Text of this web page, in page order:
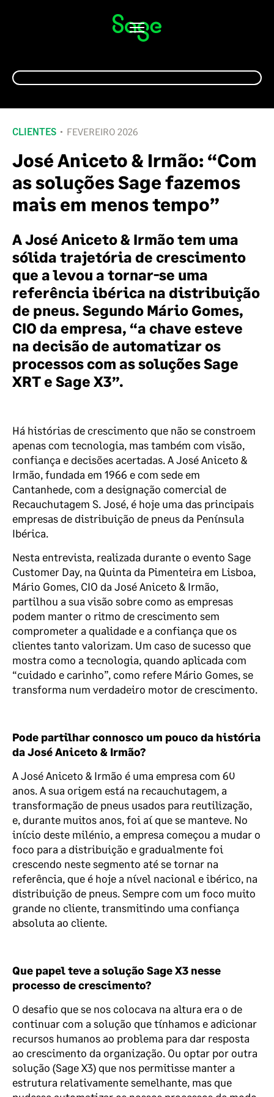
Alternar
navegação
CLIENTES FEVEREIRO 2026
José Aniceto & Irmão: “Com
as soluções Sage fazemos
mais em menos tempo”
A José Aniceto & Irmão tem uma
sólida trajetória de crescimento
que a levou a tornar-se uma
referência ibérica na distribuição
de pneus. Segundo Mário Gomes,
CIO da empresa, “a chave esteve
na decisão de automatizar os
processos com as soluções Sage
XRT e Sage X3”.
Há histórias de crescimento que não se constroem
apenas com tecnologia, mas também com visão,
confiança e decisões acertadas. A José Aniceto &
Irmão, fundada em 1966 e com sede em
Cantanhede, com a designação comercial de
Recauchutagem S. José, é hoje uma das principais
empresas de distribuição de pneus da Península
Ibérica.
Nesta entrevista, realizada durante o evento Sage
Customer Day, na Quinta da Pimenteira em Lisboa,
Mário Gomes, CIO da José Aniceto & Irmão,
partilhou a sua visão sobre como as empresas
podem manter o ritmo de crescimento sem
comprometer a qualidade e a confiança que os
clientes tanto valorizam. Um caso de sucesso que
mostra como a tecnologia, quando aplicada com
“cuidado e carinho”, como refere Mário Gomes, se
transforma num verdadeiro motor de crescimento.
Pode partilhar connosco um pouco da história
da José Aniceto & Irmão?
A José Aniceto & Irmão é uma empresa com 60
anos. A sua origem está na recauchutagem, a
transformação de pneus usados para reutilização,
e, durante muitos anos, foi aí que se manteve. No
início deste milénio, a empresa começou a mudar o
foco para a distribuição e gradualmente foi
crescendo neste segmento até se tornar na
referência, que é hoje a nível nacional e ibérico, na
distribuição de pneus. Sempre com um foco muito
grande no cliente, transmitindo uma confiança
absoluta ao cliente.
Que papel teve a solução Sage X3 nesse
processo de crescimento?
O desafio que se nos colocava na altura era o de
continuar com a solução que tínhamos e adicionar
recursos humanos ao problema para dar resposta
ao crescimento da organização. Ou optar por outra
solução (Sage X3) que nos permitisse manter a
estrutura relativamente semelhante, mas que